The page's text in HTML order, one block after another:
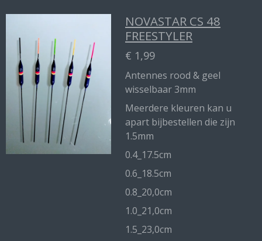
NOVASTAR CS 48
FREESTYLER
€ 1,99
Antennes rood & geel
wisselbaar 3mm
Meerdere kleuren kan u
apart bijbestellen die zijn
1.5mm
0.4_17.5cm
0.6_18.5cm
0.8_20,0cm
1.0_21,0cm
1.5_23,0cm